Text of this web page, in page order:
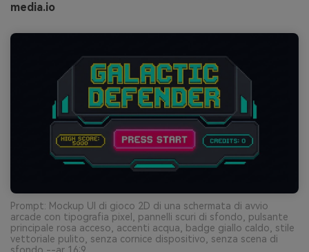
media.io
Prompt: Mockup UI di gioco 2D di una schermata di avvio
arcade con tipografia pixel, pannelli scuri di sfondo, pulsante
principale rosa acceso, accenti acqua, badge giallo caldo, stile
vettoriale pulito, senza cornice dispositivo, senza scena di
sfondo --ar 16:9